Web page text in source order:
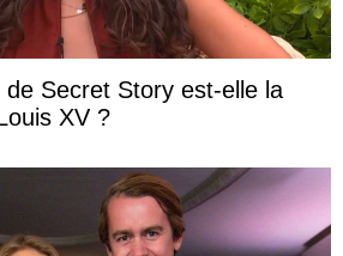
Secret Story est-elle la
XV ?